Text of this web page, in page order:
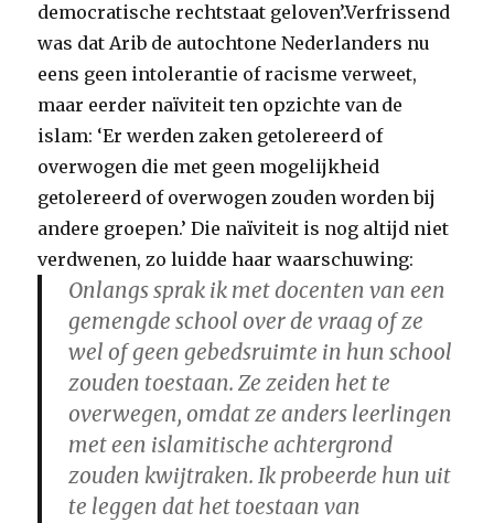
democratische rechtstaat geloven’.Verfrissend
was dat Arib de autochtone Nederlanders nu
eens geen intolerantie of racisme verweet,
maar eerder naïviteit ten opzichte van de
islam: ‘Er werden zaken getolereerd of
overwogen die met geen mogelijkheid
getolereerd of overwogen zouden worden bij
andere groepen.’ Die naïviteit is nog altijd niet
verdwenen, zo luidde haar waarschuwing:
Onlangs sprak ik met docenten van een
gemengde school over de vraag of ze
wel of geen gebedsruimte in hun school
zouden toestaan. Ze zeiden het te
overwegen, omdat ze anders leerlingen
met een islamitische achtergrond
zouden kwijtraken. Ik probeerde hun uit
te leggen dat het toestaan van